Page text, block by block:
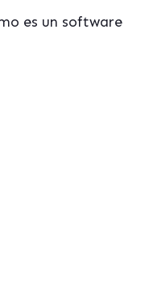
es un software